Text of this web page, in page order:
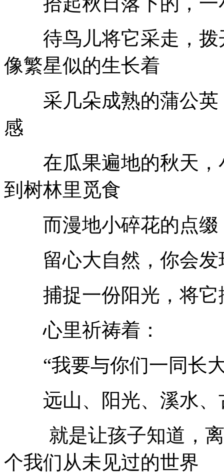
待鸟儿将它采走，拨
像繁星似的生长着
采几朵成熟的蒲公英
感
在瓜果遍地的秋天，
到树林里觅食
而漫地小碎花的点缀
留心大自然，你会发
捕捉一份阳光，将它
心里祈祷着：
“我要与你们一同长
远山、阳光、溪水、
就是让孩子知道，离
个我们从未见过的世界